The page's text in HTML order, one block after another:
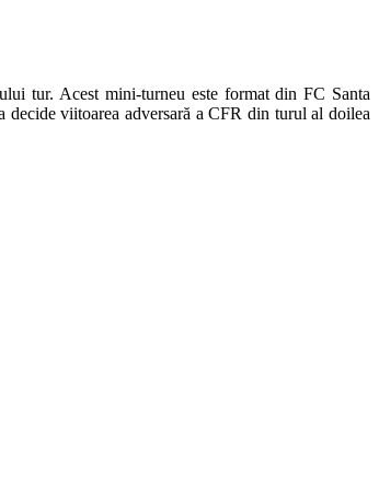
tur. Acest mini-turneu este format din FC Santa
viitoarea adversară a CFR din turul al doilea